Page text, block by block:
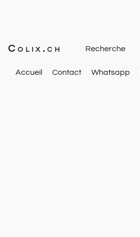
Colix.ch
Accueil Contact Whatsapp